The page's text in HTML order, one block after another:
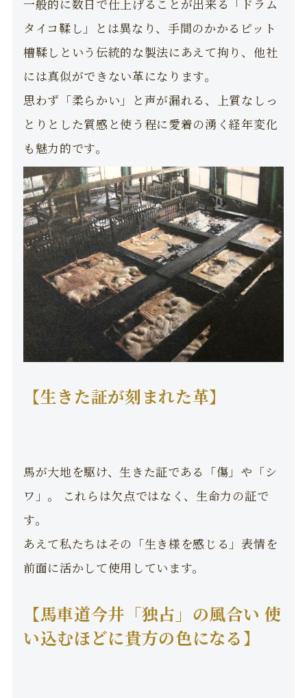
一般的に数日で仕上げることが出来る「ドラム
タイコ鞣し」とは異なり、手間のかかるピット
槽鞣しという伝統的な製法にあえて拘り、他社
には真似ができない革になります。
思わず「柔らかい」と声が漏れる、上質なしっ
とりとした質感と使う程に愛着の湧く経年変化
も魅力的です。
【生きた証が刻まれた革】
馬が大地を駆け、生きた証である「傷」や「シ
ワ」。 これらは欠点ではなく、生命力の証で
す。
あえて私たちはその「生き様を感じる」表情を
前面に活かして使用しています。
【馬車道今井「独占」の風合い 使
い込むほどに貴方の色になる】